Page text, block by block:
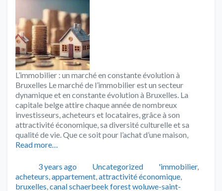
L’immobilier : un marché en constante évolution à
Bruxelles Le marché de l’immobilier est un secteur
dynamique et en constante évolution à Bruxelles. La
capitale belge attire chaque année de nombreux
investisseurs, acheteurs et locataires, grâce à son
attractivité économique, sa diversité culturelle et sa
qualité de vie. Que ce soit pour l’achat d’une maison,
Read more…
Publié3 years ago Catégories
Uncategorized Tags
'immobilier,
acheteurs,appartement,attractivité économique,
bruxelles,canal schaerbeek forest woluwe-saint-